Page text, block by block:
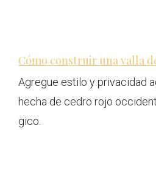
Cómo construir una valla
Agregue estilo y privacidad
hecha de cedro rojo
gico.